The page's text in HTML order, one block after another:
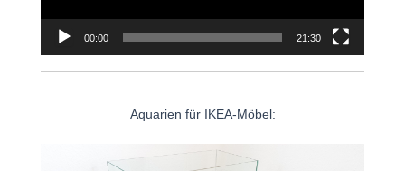
00:00 21:30
Aquarien für IKEA-Möbel: